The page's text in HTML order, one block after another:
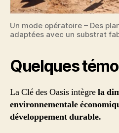
Un mode opératoire – Des
adaptées avec un substrat
Quelques
La Clé des Oasis intègrela
environnementale
développement durable.